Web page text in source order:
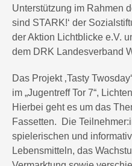
Unterstützung im Rahmen
sind STARK!‘ der
der Aktion Lichtblicke e.V.
dem DRK Landesverband
Das Projekt ‚Tasty
im „Jugentreff Tor 7“,
Hierbei geht es um das
Fassetten. Die
spielerischen und
Lebensmitteln, das